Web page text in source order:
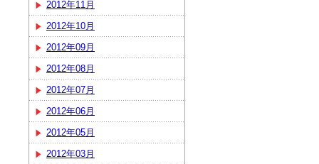
2012年11月
2012年10月
2012年09月
2012年08月
2012年07月
2012年06月
2012年05月
2012年03月